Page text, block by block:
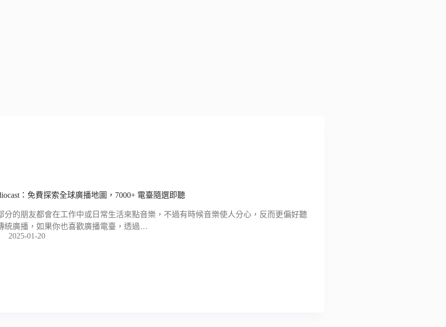
：免費探索全球廣播地圖，7000+ 電臺隨選即聽
分的朋友都會在工作中或日常生活來點音樂，不過有時候音樂使人分心，反而更偏好聽
統廣播，如果你也喜歡廣播電臺，透過…
2025-01-20